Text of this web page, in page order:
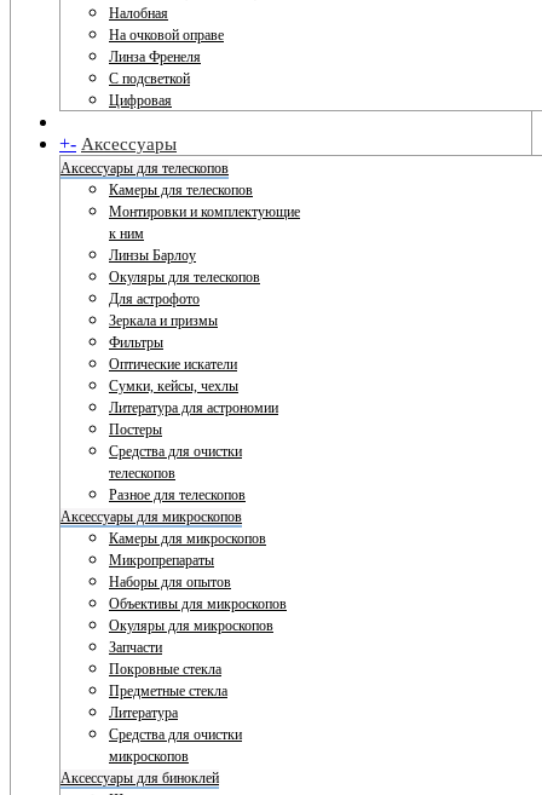
Налобная
На очковой оправе
Линза Френеля
С подсветкой
Цифровая
+- Аксессуары
Аксессуары для телескопов
Камеры для телескопов
Монтировки и комплектующие
к ним
Линзы Барлоу
Окуляры для телескопов
Для астрофото
Зеркала и призмы
Фильтры
Оптические искатели
Сумки, кейсы, чехлы
Литература для астрономии
Постеры
Средства для очистки
телескопов
Разное для телескопов
Аксессуары для микроскопов
Камеры для микроскопов
Микропрепараты
Наборы для опытов
Объективы для микроскопов
Окуляры для микроскопов
Запчасти
Покровные стекла
Предметные стекла
Литература
Средства для очистки
микроскопов
Аксессуары для биноклей